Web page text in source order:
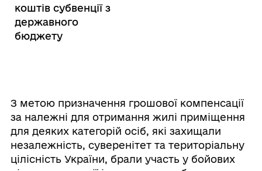
коштів субвенції з
державного
бюджету
З метою призначення грошової компенсації
за належні для отримання жилі приміщення
для деяких категорій осіб, які захищали
незалежність, суверенітет та територіальну
цілісність України, брали участь у бойових